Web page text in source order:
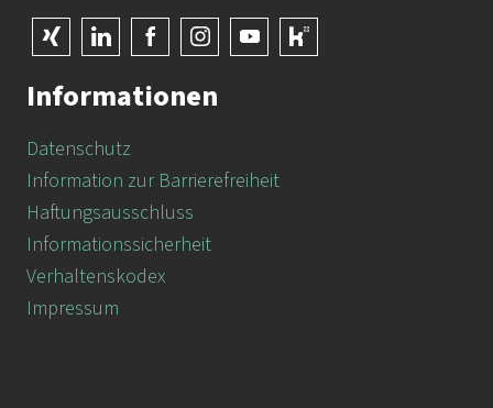
Informationen
Datenschutz
Information zur Barrierefreiheit
Haftungsausschluss
Informationssicherheit
Verhaltenskodex
Impressum